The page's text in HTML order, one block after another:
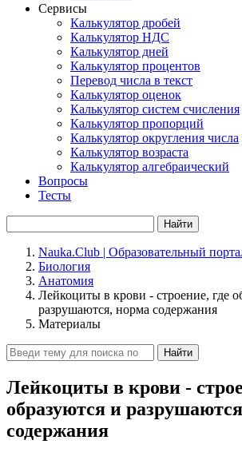
Сервисы
Калькулятор дробей
Калькулятор НДС
Калькулятор дней
Калькулятор процентов
Перевод числа в текст
Калькулятор оценок
Калькулятор систем счисления
Калькулятор пропорций
Калькулятор округления числа
Калькулятор возраста
Калькулятор алгебраический
Вопросы
Тесты
Найти
Nauka.Club | Образовательный
Биология
Анатомия
Лейкоциты в крови - строение, где
разрушаются, норма содержания
Материалы
Найти
Лейкоциты в крови -
образуются и
содержания